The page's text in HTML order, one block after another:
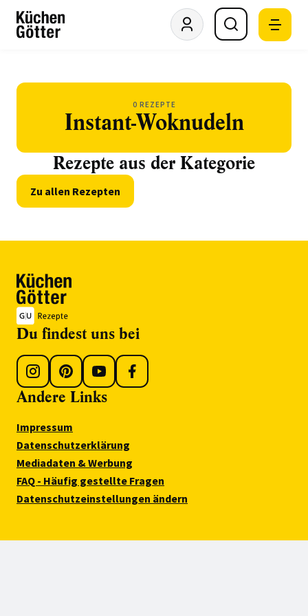
0 REZEPTE
Instant-Woknudeln
Rezepte aus der Kategorie
Zu allen Rezepten
Du findest uns bei
Andere Links
Impressum
Datenschutzerklärung
Mediadaten & Werbung
FAQ - Häufig gestellte Fragen
Datenschutzeinstellungen ändern